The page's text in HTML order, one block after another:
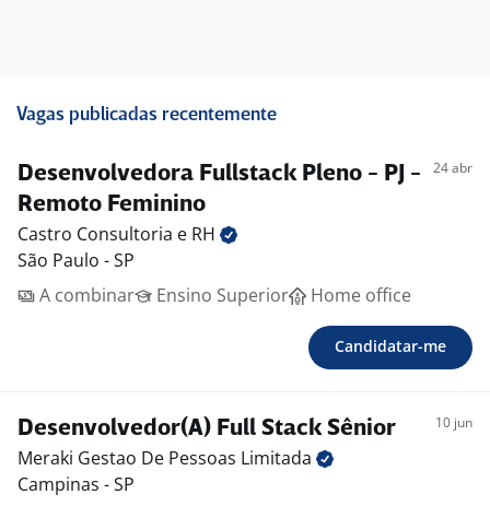
Vagas publicadas recentemente
Desenvolvedora Fullstack Pleno - PJ -
Remoto Feminino
24 abr
Castro Consultoria e RH
São Paulo - SP
A combinar
Ensino Superior Home office
Candidatar-me
Desenvolvedor(A) Full Stack Sênior 10 jun
Meraki Gestao De Pessoas Limitada
Campinas - SP